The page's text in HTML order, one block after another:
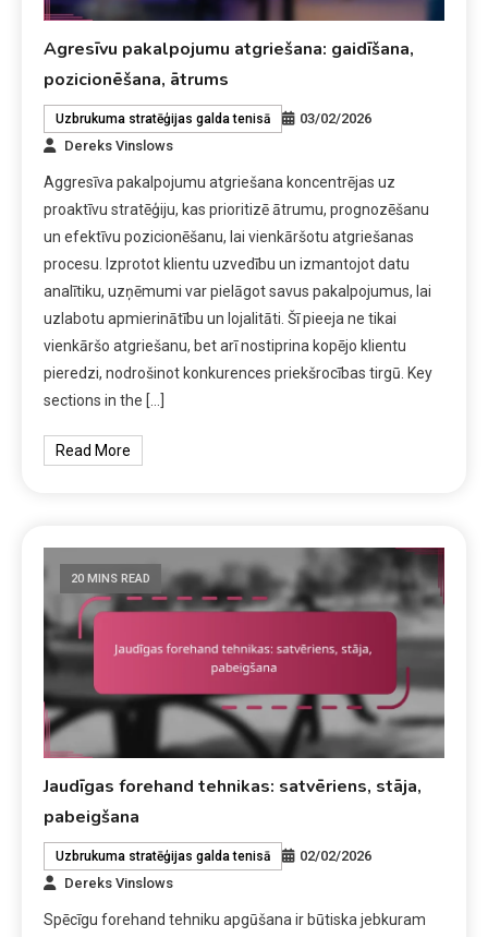
Agresīvu pakalpojumu atgriešana: gaidīšana,
pozicionēšana, ātrums
Uzbrukuma stratēģijas galda tenisā
03/02/2026
Dereks Vinslows
Aggresīva pakalpojumu atgriešana koncentrējas uz
proaktīvu stratēģiju, kas prioritizē ātrumu, prognozēšanu
un efektīvu pozicionēšanu, lai vienkāršotu atgriešanas
procesu. Izprotot klientu uzvedību un izmantojot datu
analītiku, uzņēmumi var pielāgot savus pakalpojumus, lai
uzlabotu apmierinātību un lojalitāti. Šī pieeja ne tikai
vienkāršo atgriešanu, bet arī nostiprina kopējo klientu
pieredzi, nodrošinot konkurences priekšrocības tirgū. Key
sections in the […]
Read More
20 MINS READ
Jaudīgas forehand tehnikas: satvēriens, stāja,
pabeigšana
Uzbrukuma stratēģijas galda tenisā
02/02/2026
Dereks Vinslows
Spēcīgu forehand tehniku apgūšana ir būtiska jebkuram